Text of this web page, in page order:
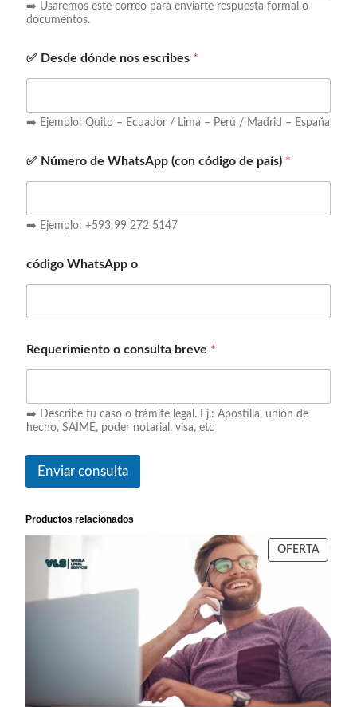
➡️ Usaremos este correo para enviarte respuesta formal o
documentos.
✅ Desde dónde nos escribes *
➡️ Ejemplo: Quito – Ecuador / Lima – Perú / Madrid – España
✅ Número de WhatsApp (con código de país) *
➡️ Ejemplo: +593 99 272 5147
código WhatsApp o
Requerimiento o consulta breve *
➡️ Describe tu caso o trámite legal. Ej.: Apostilla, unión de
hecho, SAIME, poder notarial, visa, etc
Enviar consulta
Productos relacionados
OFERTA
EN